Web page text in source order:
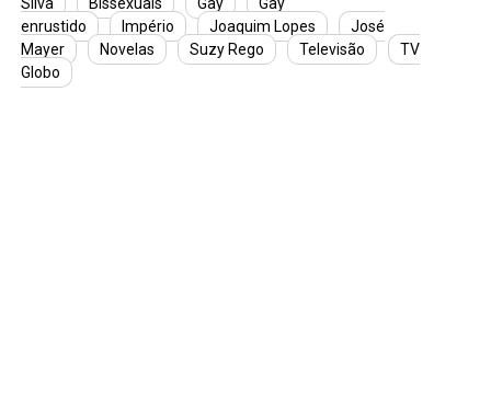
Silva Bissexuais Gay
Gay
enrustido
Império Joaquim Lopes
José
Mayer
Novelas Suzy Rego Televisão
TV
Globo